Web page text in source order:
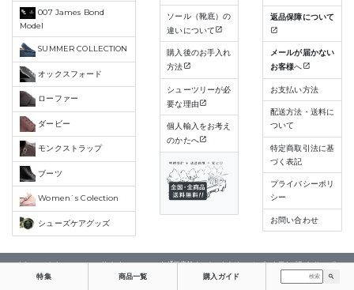
特集 商品一覧 購入ガイド search
007 James Bond
Model
SUMMER COLLECTION
オックスフォード
ローファー
ダービー
モンクストラップ
ブーツ
Women`s Colection
シューズケアグッズ
ソール（靴底）の
違いについて
購入後のお手入れ
方法
シューツリーが必
要な理由
個人輸入をお考え
のかたへ
返品保障について
メールが届かない
お客様へ
お支払い方法
配送方法・送料に
ついて
特定商取引法に基
づく表記
プライバシーポリ
シー
お問い合わせ
(C) Copyright 2015-2023 All rights reserved. 通販店舗 クロケット＆ジョーンズストア |プライバシーポ